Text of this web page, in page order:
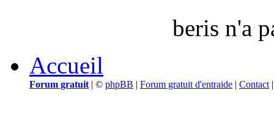
beris n'a
Accueil
Forum gratuit | © phpBB | Forum gratuit d'entraide | Contact